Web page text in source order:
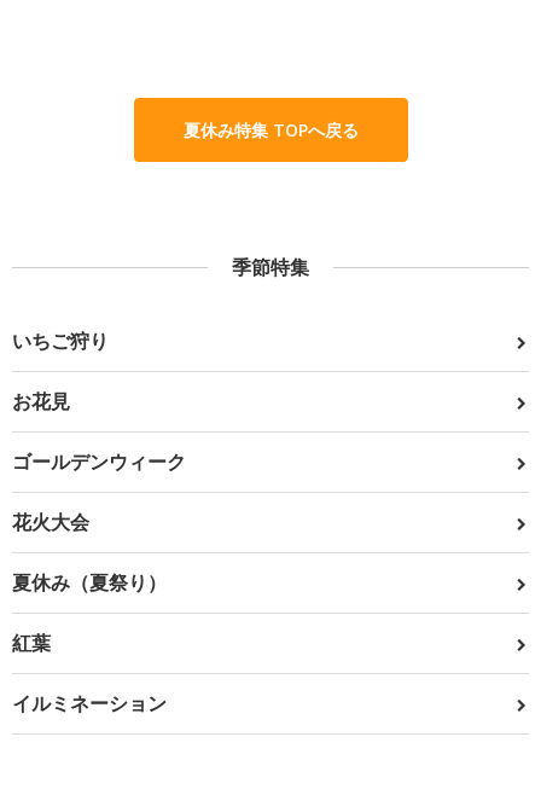
夏休み特集 TOPへ戻る
季節特集
いちご狩り
お花見
ゴールデンウィーク
花火大会
夏休み（夏祭り）
紅葉
イルミネーション